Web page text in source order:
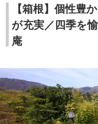
【箱根】個性豊
が充実／四季を
庵